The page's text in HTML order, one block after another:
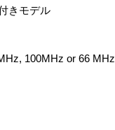
きモデル
100MHz or 66 MHz